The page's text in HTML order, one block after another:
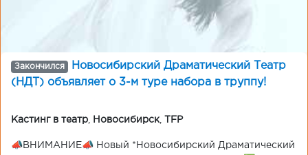
Закончился
Новосибирский Драматический Театр
(НДТ) объявляет о 3-м туре набора в труппу!
Кастинг в театр Новосибирск, TFP
📣ВНИМАНИЕ📣 Новый *Новосибирский Драматический